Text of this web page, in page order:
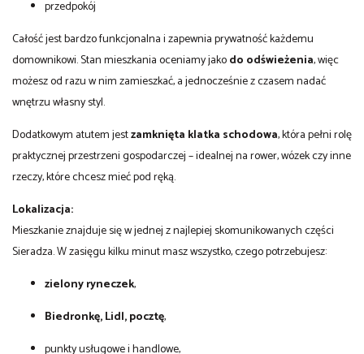
przedpokój
Całość jest bardzo funkcjonalna i zapewnia prywatność każdemu
domownikowi. Stan mieszkania oceniamy jakodo odświeżenia, więc
możesz od razu w nim zamieszkać, a jednocześnie z czasem nadać
wnętrzu własny styl.
Dodatkowym atutem jestzamknięta klatka schodowa, która pełni rolę
praktycznej przestrzeni gospodarczej – idealnej na rower, wózek czy inne
rzeczy, które chcesz mieć pod ręką.
Lokalizacja:
Mieszkanie znajduje się w jednej z najlepiej skomunikowanych części
Sieradza. W zasięgu kilku minut masz wszystko, czego potrzebujesz:
zielony ryneczek,
Biedronkę, Lidl, pocztę,
punkty usługowe i handlowe,